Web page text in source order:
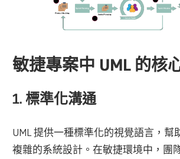
敏捷專案中 UML 的核
1. 標準化溝通
UML 提供一種標準化的視覺語言，幫
複雜的系統設計。在敏捷環境中，團